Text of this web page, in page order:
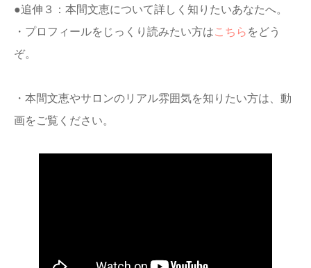
●追伸３：本間文恵について詳しく知りたいあなたへ。
・プロフィールをじっくり読みたい方はこちらをどう
ぞ。
・本間文恵やサロンのリアル雰囲気を知りたい方は、動
画をご覧ください。